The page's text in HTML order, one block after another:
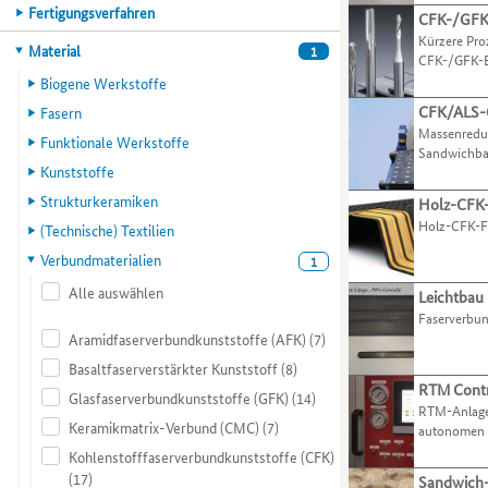
Verfahren
und
präsentieren.
gelangen.
Nutzen
Zugriffstaste
Menüpunkt
Organisationen
gelangen.
Nutzen
Zugriffstaste
Menüpunkt
Organisationen
anhand
verschiedenen
Kompetenzmerkmalen
Tabulatortaste
jeweils
nächsten
Kategorie
Kriterium
wechseln.
Hauptkategorie
Fertigungsverfahren
Hauptkategorie
Material 1
Biogene Werkstoffe
Fasern
Funktionale Werkstoffe
Kunststoffe
Strukturkeramiken
(Technische) Textilien
1
Verbundmaterialien
Alle auswählen
Aramidfaserverbundkunststoffe (AFK) (7)
Basaltfaserverstärkter Kunststoff(8)
Glasfaserverbundkunststoffe (GFK) (14)
Keramikmatrix-Verbund (CMC) (7)
Kohlenstofffaserverbundkunststoffe (CFK)
(17)
Practice-
Beispiele
in
dieser
Tabulatortaste
können
Sie
jeweils
nächsten
Best-
Practice-
Beispiel
springen.
CFK-/
Kürzere
CFK-/GFK-
CFK/
Holz-
Holz-CFK-
RTM
RTM-